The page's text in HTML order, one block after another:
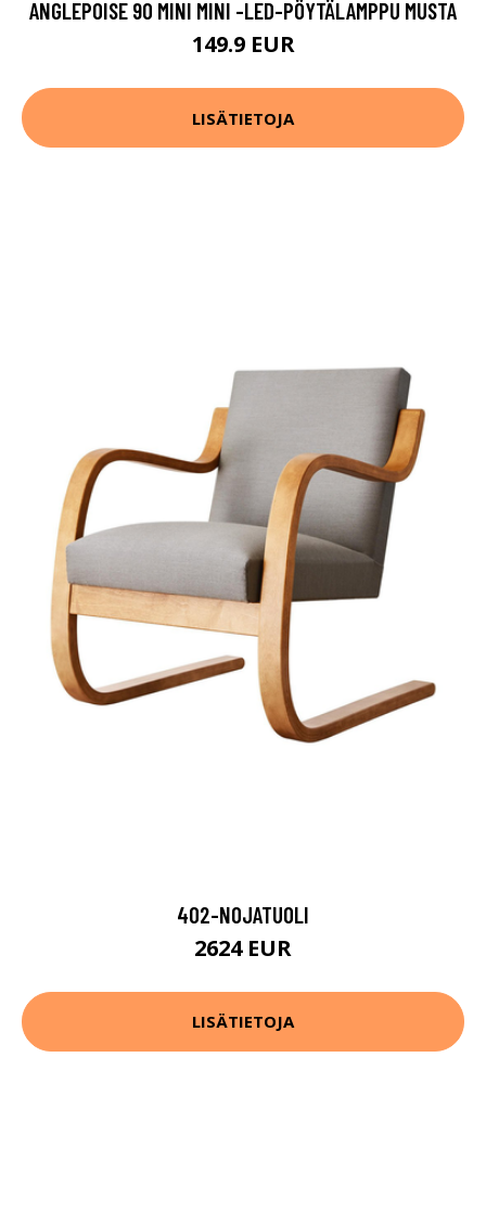
ANGLEPOISE 90 MINI MINI -LED-PÖYTÄLAMPPU MUSTA
149.9 EUR
LISÄTIETOJA
402-NOJATUOLI
2624 EUR
LISÄTIETOJA